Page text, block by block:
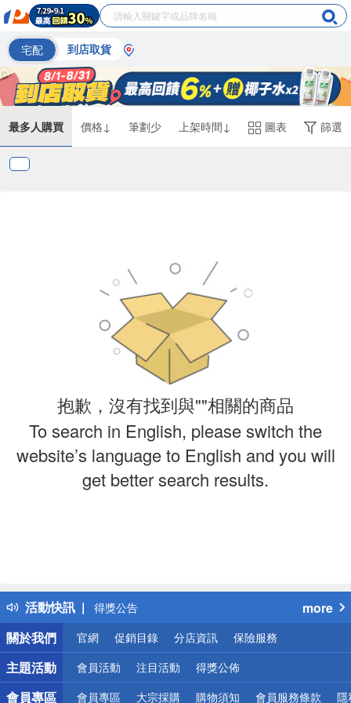
宅配 到店取貨
最多人購買 價格↓ 筆劃少 上架時間↓ 圖表 篩選
抱歉，沒有找到與""相關的商品
To search in English, please switch the
website’s language to English and you will
get better search results.
活動快訊
詐騙網頁！請小心！
得獎公告
熱門話題
銀行優惠
偏遠地區配送
詐騙網頁！請小心！
more
關於我們
官網 促銷目錄 分店資訊 保險服務
主題活動 會員活動 注目活動 得獎公佈
會員專區 會員專區 大宗採購 購物須知 會員服務條款 隱